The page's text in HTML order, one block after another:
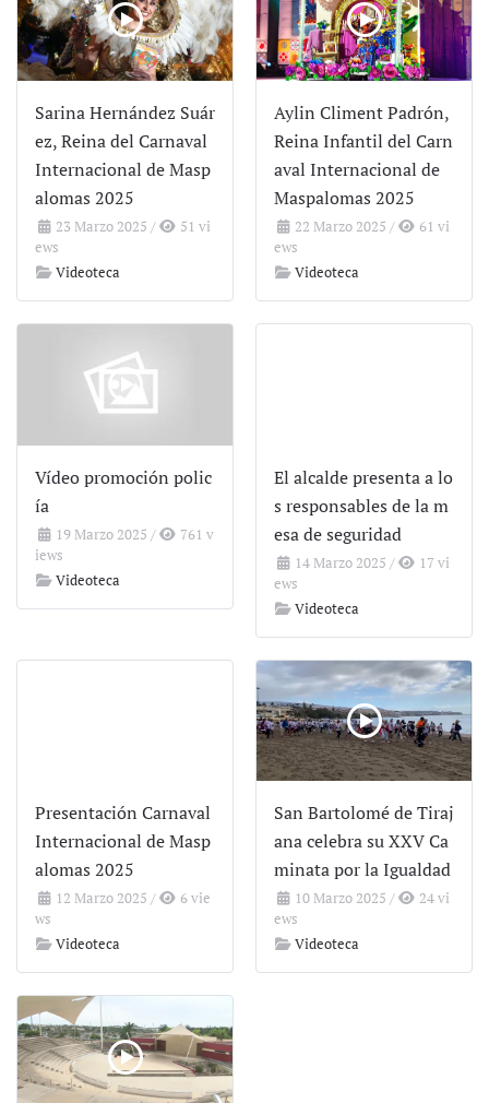
Sarina Hernández Suár
ez, Reina del Carnaval
Internacional de Masp
alomas 2025
23 Marzo 2025 /
51 vi
ews
Videoteca
Aylin Climent Padrón,
Reina Infantil del Carn
aval Internacional de
Maspalomas 2025
22 Marzo 2025 /
61 vi
ews
Videoteca
Vídeo promoción polic
ía
19 Marzo 2025 /
761 v
iews
Videoteca
El alcalde presenta a lo
s responsables de la m
esa de seguridad
14 Marzo 2025 /
17 vi
ews
Videoteca
Presentación Carnaval
Internacional de Masp
alomas 2025
12 Marzo 2025 /
6 vie
ws
Videoteca
San Bartolomé de Tiraj
ana celebra su XXV Ca
minata por la Igualdad
10 Marzo 2025 /
24 vi
ews
Videoteca